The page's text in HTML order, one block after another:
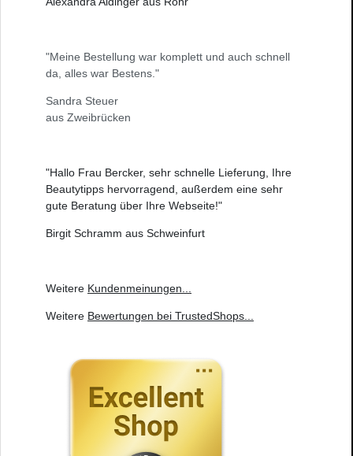
"Meine Bestellung war komplett und auch schnell
da, alles war Bestens."
Sandra Steuer
aus Zweibrücken
"Hallo Frau Bercker, sehr schnelle Lieferung, Ihre
Beautytipps hervorragend, außerdem eine sehr
gute Beratung über Ihre Webseite!"
Birgit Schramm aus Schweinfurt
Weitere Kundenmeinungen
Weitere Bewertungen bei TrustedShops